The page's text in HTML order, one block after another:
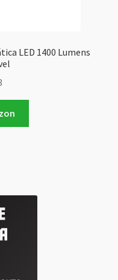
LED 1400 Lumens